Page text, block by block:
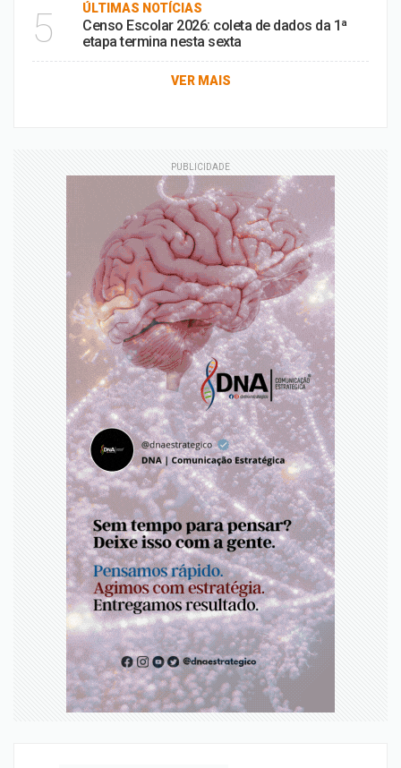
5 ÚLTIMAS NOTÍCIAS
Censo Escolar 2026: coleta de dados da 1ª
etapa termina nesta sexta
VER MAIS
PUBLICIDADE